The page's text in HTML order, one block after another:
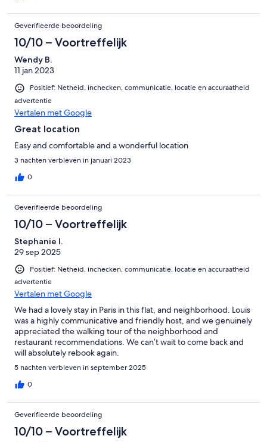
Geverifieerde beoordeling
10/10 – Voortreffelijk
Wendy B.
11 jan 2023
Positief: Netheid, inchecken, communicatie, locatie en accuraatheid
advertentie
Vertalen met Google
Great location
Easy and comfortable and a wonderful location
3 nachten verbleven in januari 2023
0
Geverifieerde beoordeling
10/10 – Voortreffelijk
Stephanie I.
29 sep 2025
Positief: Netheid, inchecken, communicatie, locatie en accuraatheid
advertentie
Vertalen met Google
We had a lovely stay in Paris in this flat, and neighborhood. Louis
was a highly communicative and friendly host, and we genuinely
appreciated the walking tour of the neighborhood and
restaurant recommendations. We can’t wait to come back and
will absolutely rebook again.
5 nachten verbleven in september 2025
0
Geverifieerde beoordeling
10/10 – Voortreffelijk